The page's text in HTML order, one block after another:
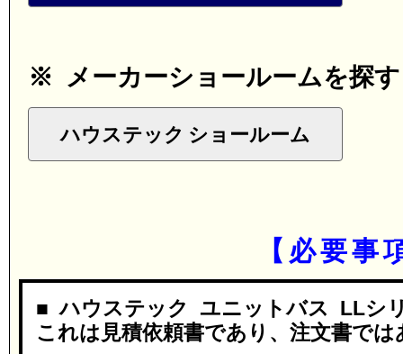
※ メーカーショールームを探す
ハウステック ショールーム
【必要事
■ ハウステック ユニットバス LLシ
これは見積依頼書であり、注文書で